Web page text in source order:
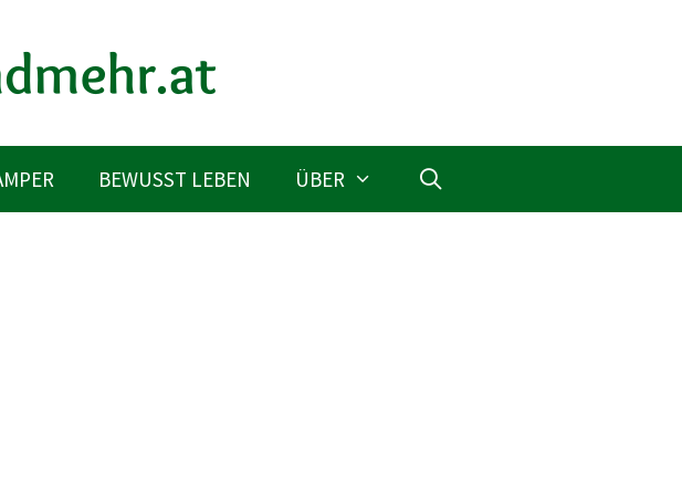
BEWUSST LEBEN ÜBER